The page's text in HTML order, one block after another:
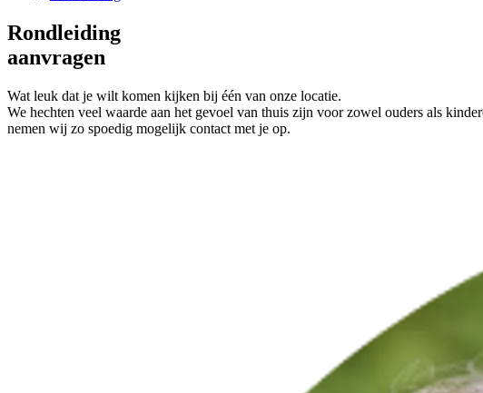
Rondleiding
aanvragen
Wat leuk dat je wilt komen kijken bij één van onze locatie.
We hechten veel waarde aan het gevoel van thuis zijn voor zowel ouders als
nemen wij zo spoedig mogelijk contact met je op.